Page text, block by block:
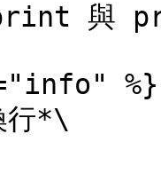
print 與
%}
*\